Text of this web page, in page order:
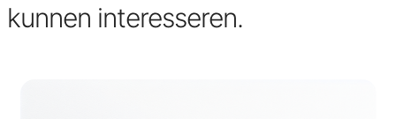
kunnen interesseren.